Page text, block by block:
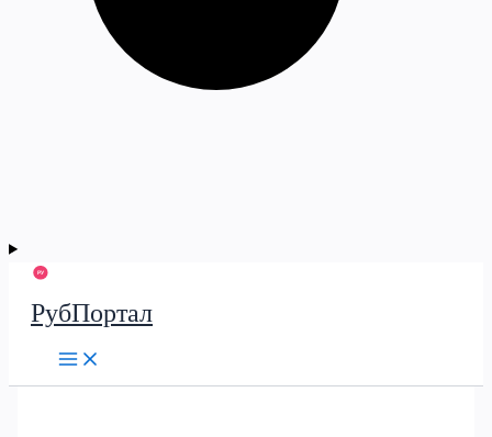
РубПортал